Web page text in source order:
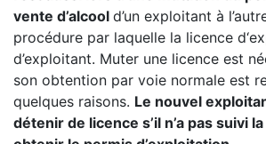
vente d’alcool d’un exploitant à
procédure par laquelle la licence
d’exploitant. Muter une licence est
son obtention par voie normale est
quelques raisons. Le nouvel
détenir de licence s’il n’a pas suivi